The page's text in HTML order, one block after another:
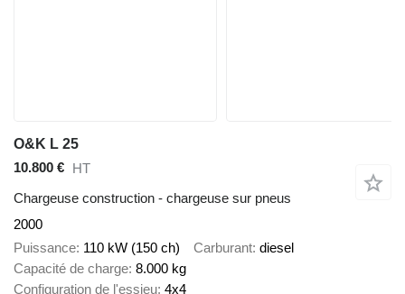
O&K L 25
10.800 € HT
Chargeuse construction - chargeuse sur pneus
2000
Puissance 110 kW (150 ch) Carburant diesel
Capacité de charge 8.000 kg
Configuration de l'essieu 4x4